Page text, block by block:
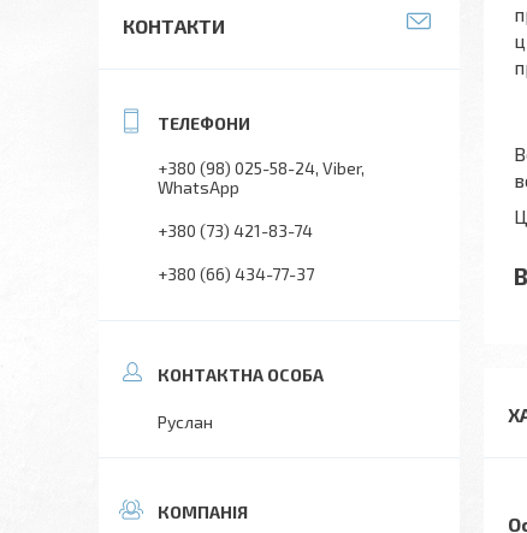
КОНТАКТИ
+380 (98) 025-58-24 Viber
WhatsApp
+380 (73) 421-83-74
+380 (66) 434-77-37
Руслан